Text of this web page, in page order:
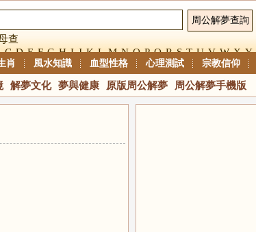
查
C D E F G H I J K L M N O P Q R S T U V W X Y
肖 風水知識 血型性格 心理測試 宗教信仰
解夢文化 夢與健康 原版周公解夢 周公解夢手機版